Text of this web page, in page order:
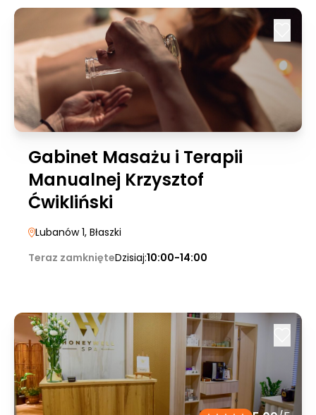
Gabinet Masażu i Terapii
Manualnej Krzysztof
Ćwikliński
Lubanów 1, Błaszki
Teraz zamknięteDzisiaj:10:00-14:00